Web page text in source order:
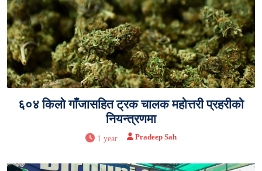
६०४ किलो गाँजासहित ट्रक चालक महोत्तरी प्रहरीको
नियन्त्रणमा
1 year Pradeep Sah